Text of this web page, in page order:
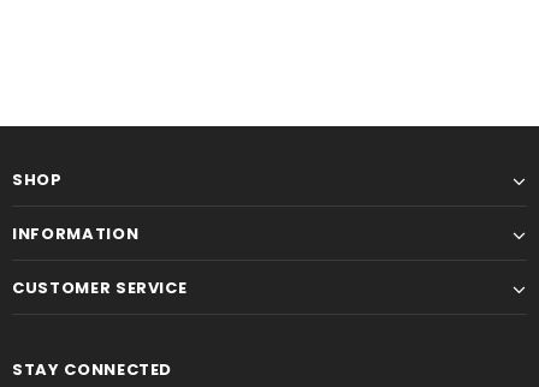
SHOP
INFORMATION
CUSTOMER SERVICE
STAY CONNECTED